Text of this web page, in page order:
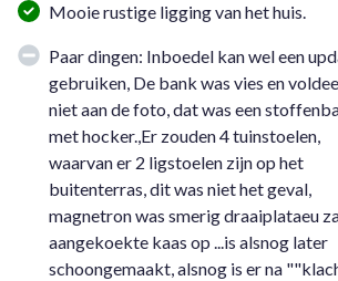
Mooie rustige ligging van het huis.
Paar dingen: Inboedel kan wel een
gebruiken, De bank was vies en
niet aan de foto, dat was een
met hocker.,Er zouden 4 tuinstoelen,
waarvan er 2 ligstoelen zijn op het
buitenterras, dit was niet het geval,
magnetron was smerig draaiplataeu
aangekoekte kaas op ...is alsnog later
schoongemaakt, alsnog is er na